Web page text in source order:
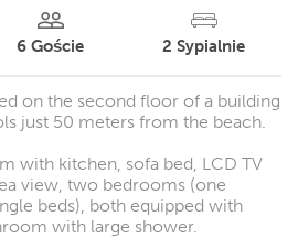
6 Goście 2 Sypialnie
on the second floor of a building
just 50 meters from the beach.
with kitchen, sofa bed, LCD TV
view, two bedrooms (one
beds), both equipped with
with large shower.